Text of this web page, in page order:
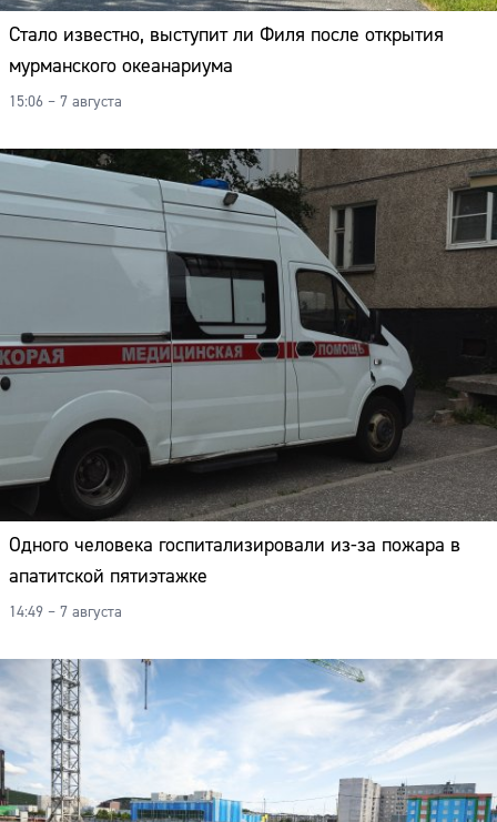
Стало известно, выступит ли Филя после открытия
мурманского океанариума
15:06 – 7 августа
Одного человека госпитализировали из-за пожара в
апатитской пятиэтажке
14:49 – 7 августа
Сайт: